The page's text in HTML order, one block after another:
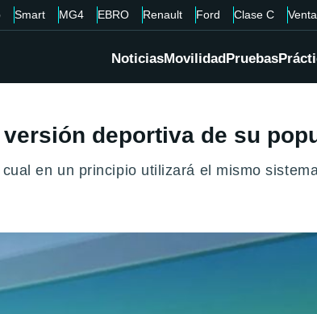
Smart MG4 EBRO Renault Ford Clase C
NoticiasMovilidadPruebas
deportiva de su
en un principio utilizará el mismo